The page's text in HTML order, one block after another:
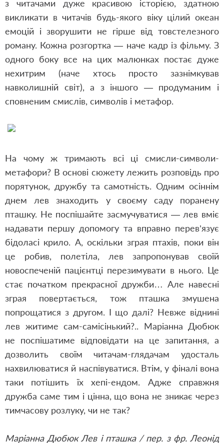
з читачами дуже красивою історією, здатною
викликати в читачів будь-якого віку цілий океан
емоцій і зворушити не гірше від товстелезного
роману. Кожна розгортка — наче кадр із фільму. З
одного боку все на цих малюнках постає дуже
нехитрим (наче хтось просто зазнімкував
навколишній світ), а з іншого — продуманим і
сповненим смислів, символів і метафор.
На чому ж тримають всі ці смисли-символи-
метафори? В основі сюжету лежить розповідь про
порятунок, дружбу та самотність. Одним осіннім
днем лев знаходить у своєму саду поранену
пташку. Не поспішайте засмучуватися — лев вміє
надавати першу допомогу та вправно перев’язує
бідоласі крило. А, оскільки зграя птахів, поки він
це робив, полетіла, лев запропонував своїй
новоспеченій пацієнтці перезимувати в нього. Це
стає початком прекрасної дружби… Але навесні
зграя повертається, тож пташка змушена
попрощатися з другом. І що далі? Невже віднині
лев житиме сам-самісінький?.. Маріанна Дюбюк
не поспішатиме відповідати на це запитання, а
дозволить своїм читачам-глядачам удосталь
нахвилюватися й наспівуватися. Втім, у фіналі вона
таки потішить їх хепі-ендом. Адже справжня
дружба саме тим і цінна, що вона не зникає через
тимчасову розлуку, чи не так?
Маріанна Дюбюк Лев і пташка / пер. з фр. Леонід